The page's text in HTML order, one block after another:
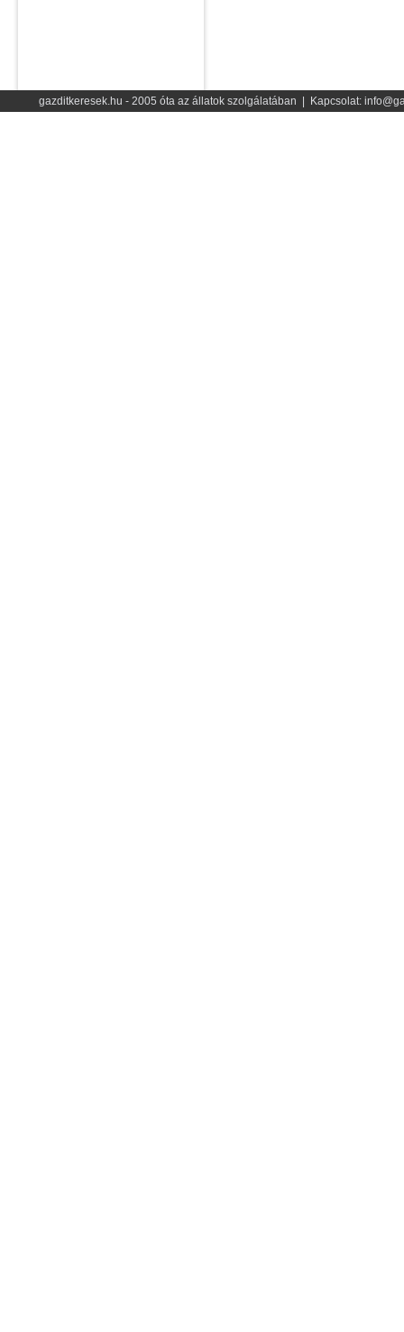
gazditkeresek.hu - 2005 óta az állatok szolgálatában | Kapcsolat: